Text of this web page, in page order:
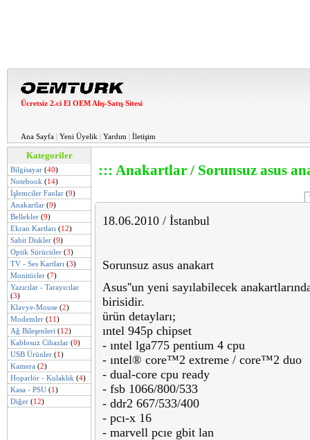
Ücretsiz 2.ci El OEM Alış-Satış Sitesi
Ana Sayfa | Yeni Üyelik | Yardım | İletişim
Kategoriler
Bilgisayar (40)
Notebook (14)
İşlemciler Fanlar (9)
Anakartlar (9)
Bellekler (9)
Ekran Kartları (12)
Sabit Diskler (9)
Optik Sürücüler (3)
TV - Ses Kartları (3)
Monitörler (7)
Yazıcılar - Tarayıcılar
(3)
Klavye-Mouse (2)
Modemler (11)
Ağ Bileşenleri (12)
Kablosuz Cihazlar (0)
USB Ürünler (1)
Kamera (2)
Hoparlör - Kulaklık (4)
Kasa - PSU (1)
Diğer (12)
::: Anakartlar / Sorunsuz asus
18.06.2010 / İstanbul
Sorunsuz asus anakart
Asus''un yeni sayılabilecek
birisidir.
ürün detayları;
ıntel 945p chipset
- ıntel lga775 pentium 4 cpu
- ıntel® core™2 extreme / core™2 duo
- dual-core cpu ready
- fsb 1066/800/533
- ddr2 667/533/400
- pcı-x 16
- marvell pcıe gbit lan